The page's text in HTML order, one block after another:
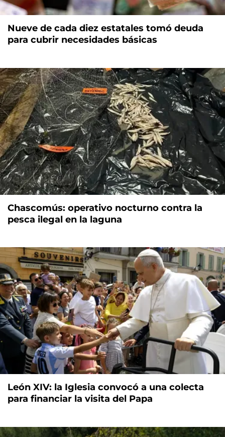
Nueve de cada diez estatales tomó deuda
para cubrir necesidades básicas
Chascomús: operativo nocturno contra la
pesca ilegal en la laguna
León XIV: la Iglesia convocó a una colecta
para financiar la visita del Papa